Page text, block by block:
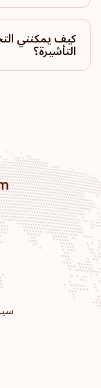
الترتيب: 22
بروناي دار
جزر البهاما
الترتيب: 25
الأوروغواي
الترتيب: 26
المكسيك
كيف يمكنني
التأشيرة؟